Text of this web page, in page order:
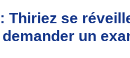
Thiriez se
un